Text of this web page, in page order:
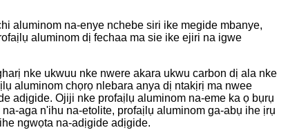
aluminom na-enye nchebe siri ike megide mbanye,
aluminom dị fechaa ma sie ike ejiri na igwe
nke ukwuu nke nwere akara ukwu carbon dị ala nke
aluminom chọrọ nlebara anya dị ntakịrị ma nwee
adịgide. Ojiji nke profaịlụ aluminom na-eme ka ọ bụrụ
aga n'ihu na-etolite, profaịlụ aluminom ga-abụ ihe ịrụ
ngwọta na-adịgide adịgide.